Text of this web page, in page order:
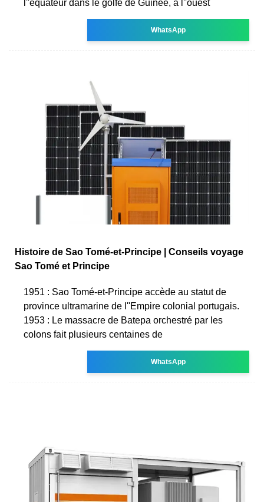
l''équateur dans le golfe de Guinée, à l''ouest
WhatsApp
Histoire de Sao Tomé-et-Principe | Conseils voyage
Sao Tomé et Principe
1951 : Sao Tomé-et-Principe accède au statut de
province ultramarine de l''Empire colonial portugais.
1953 : Le massacre de Batepa orchestré par les
colons fait plusieurs centaines de
WhatsApp